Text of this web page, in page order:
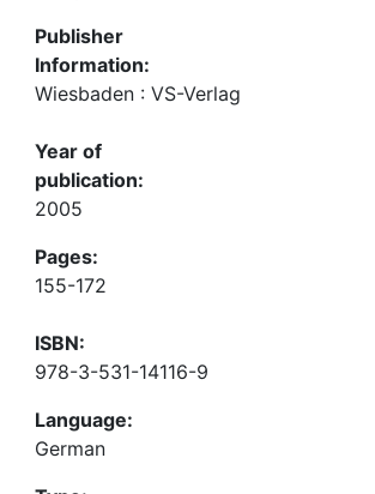
Publisher
Information:
Wiesbaden : VS-Verlag
Year of
publication:
2005
Pages:
155-172
ISBN:
978-3-531-14116-9
Language:
German